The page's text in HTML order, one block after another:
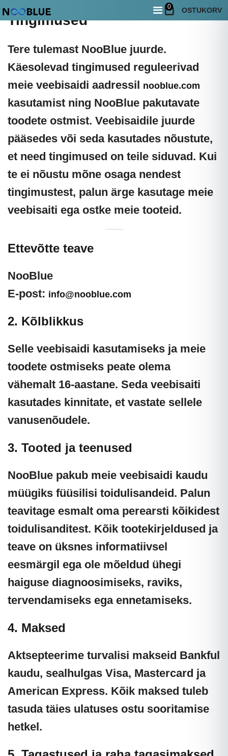
0 OSTUKORV
Tingimused
Tere tulemast NooBlue juurde.
Käesolevad tingimused reguleerivad
meie veebisaidi aadressil nooblue.com
kasutamist ning NooBlue pakutavate
toodete ostmist. Veebisaidile juurde
pääsedes või seda kasutades nõustute,
et need tingimused on teile siduvad. Kui
te ei nõustu mõne osaga nendest
tingimustest, palun ärge kasutage meie
veebisaiti ega ostke meie tooteid.
Ettevõtte teave
NooBlue
E-post: info@nooblue.com
2. Kõlblikkus
Selle veebisaidi kasutamiseks ja meie
toodete ostmiseks peate olema
vähemalt 16-aastane. Seda veebisaiti
kasutades kinnitate, et vastate sellele
vanusenõudele.
3. Tooted ja teenused
NooBlue pakub meie veebisaidi kaudu
müügiks füüsilisi toidulisandeid. Palun
teavitage esmalt oma perearsti kõikidest
toidulisanditest. Kõik tootekirjeldused ja
teave on üksnes informatiivsel
eesmärgil ega ole mõeldud ühegi
haiguse diagnoosimiseks, raviks,
tervendamiseks ega ennetamiseks.
4. Maksed
Aktsepteerime turvalisi makseid Bankful
kaudu, sealhulgas Visa, Mastercard ja
American Express. Kõik maksed tuleb
tasuda täies ulatuses ostu sooritamise
hetkel.